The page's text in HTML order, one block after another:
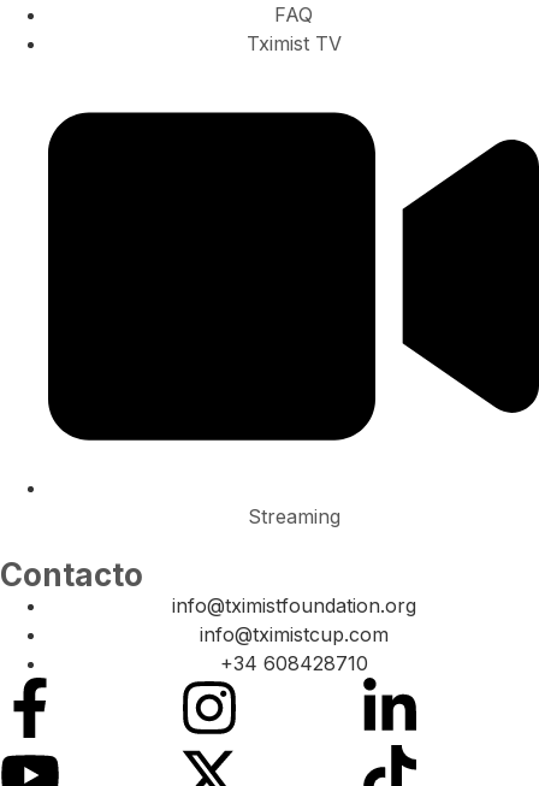
FAQ
Tximist TV
Streaming
Contacto
info@tximistfoundation.org
info@tximistcup.com
+34 608428710